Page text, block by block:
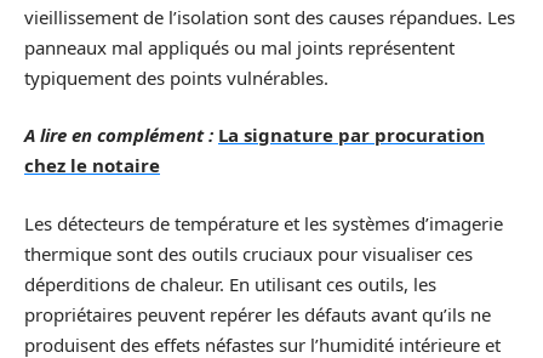
vieillissement de l’isolation sont des causes répandues. Les
panneaux mal appliqués ou mal joints représentent
typiquement des points vulnérables.
A lire en complément : La signature par procuration
chez le notaire
Les détecteurs de température et les systèmes d’imagerie
thermique sont des outils cruciaux pour visualiser ces
déperditions de chaleur. En utilisant ces outils, les
propriétaires peuvent repérer les défauts avant qu’ils ne
produisent des effets néfastes sur l’humidité intérieure et